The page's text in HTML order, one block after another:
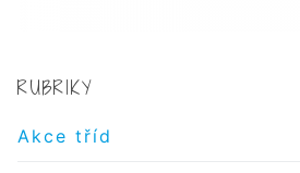
RUBRIKY
Akce tříd